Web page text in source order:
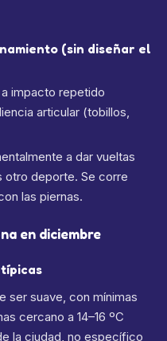
(sin diseñar el
impacto repetido
articular (tobillos,
a dar vueltas
otro deporte. Se corre
las piernas.
en diciembre
ser suave, con mínimas
cercano a 14–16 ºC
la ciudad, no específico